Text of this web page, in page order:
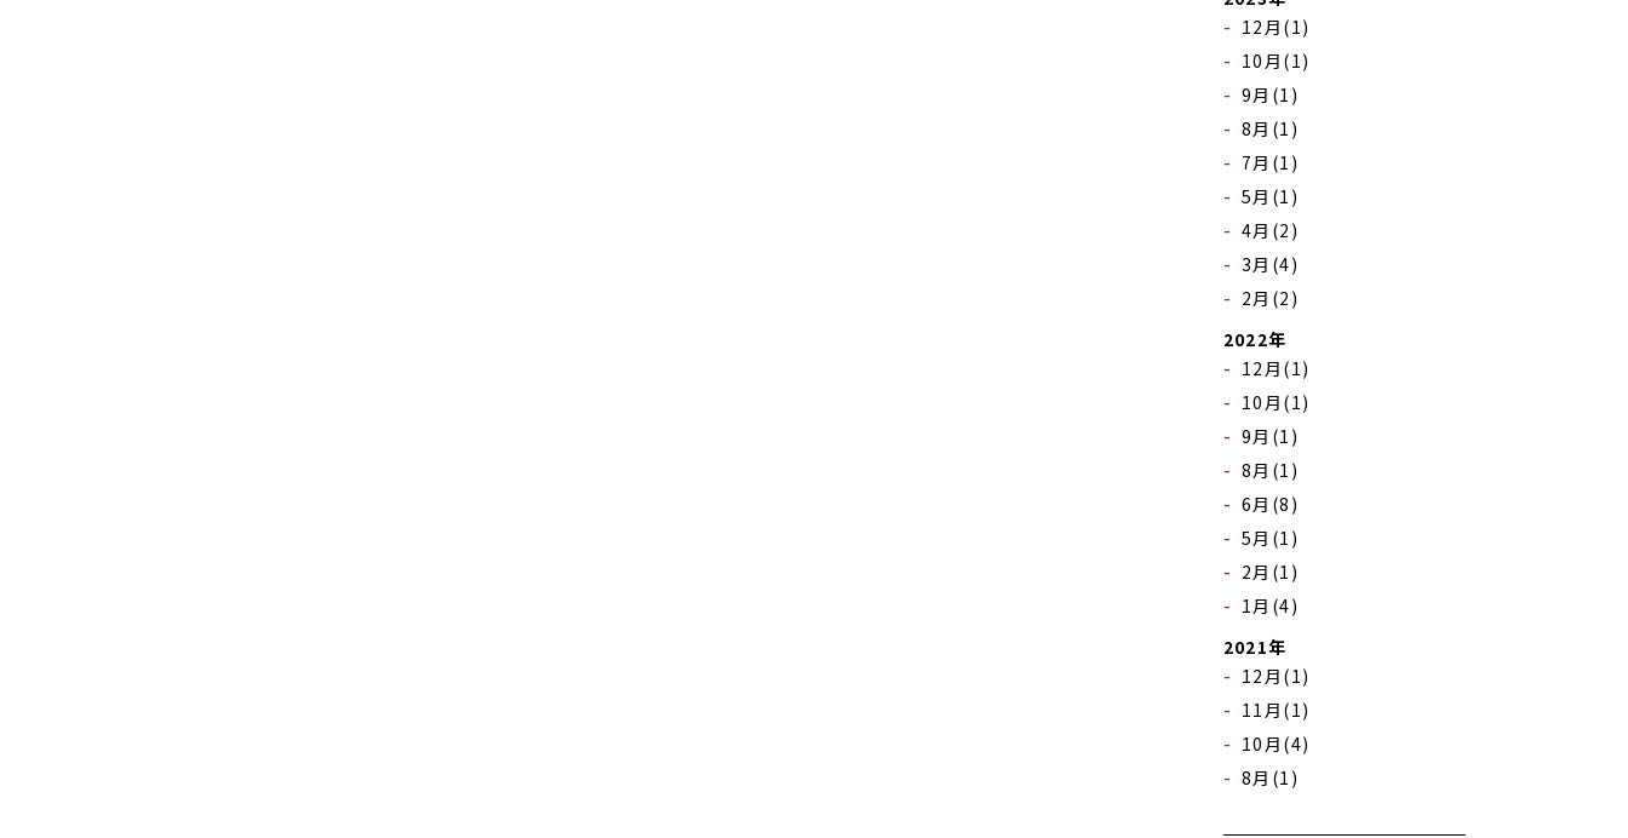
12月(1)
10月(1)
9月(1)
8月(1)
7月(1)
5月(1)
4月(2)
3月(4)
2月(2)
2022年
12月(1)
10月(1)
9月(1)
8月(1)
6月(8)
5月(1)
2月(1)
1月(4)
2021年
12月(1)
11月(1)
10月(4)
8月(1)